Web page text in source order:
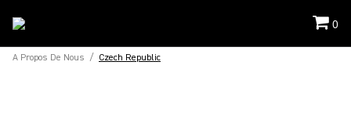
0
A Propos De Nous / Czech Republic